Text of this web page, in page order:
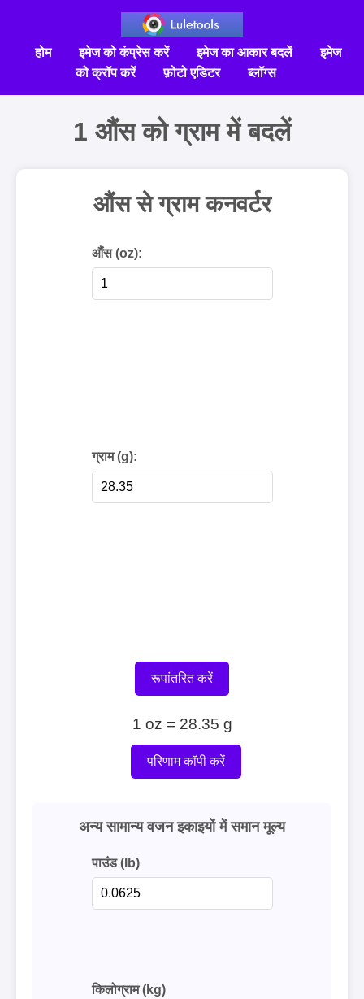
होम इमेज को कंप्रेस करें इमेज का आकार बदलें
इमेज
को क्रॉप करें
फ़ोटो एडिटर ब्लॉग्स
1 औंस को ग्राम में बदलें
औंस से ग्राम कनवर्टर
औंस (oz):
ग्राम (g):
रूपांतरित करें
1 oz = 28.35 g
परिणाम कॉपी करें
अन्य सामान्य वजन इकाइयों में समान मूल्य
पाउंड (lb)
किलोग्राम (kg)